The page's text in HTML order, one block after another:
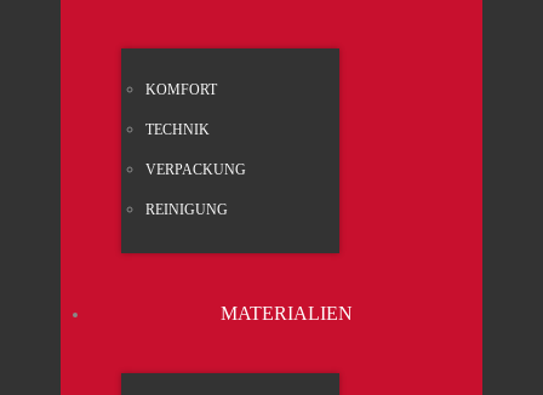
KOM­FORT
TECH­NIK
VER­PA­CKUNG
REI­NI­GUNG
MATE­RIA­LI­EN